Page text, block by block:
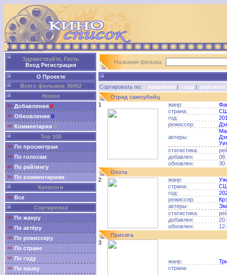
Здравствуйте, Гость
Вход Регистрация
О Проекте
Всего фильмов 36002
Новое
Добавления 0
Обновления 0
Комментарии 0
Top 100
По просмотрам
По голосам
По рейтингу
По комментариям
Каталоги
Все
Сортировка
По жанру
По актёру
По режиссеру
По стране
По году
По языку
Название фильма:
Сортировать по: названию | году | рейтингу
Отряд самоубийц
1
жанр:
страна:
год:
режиссер:
актеры:
статистика:
добавлен:
обновлен:
Охота
2
жанр:
страна:
год:
режиссер:
актеры:
статистика:
добавлен:
обновлен:
Присяга
3
жанр:
страна: